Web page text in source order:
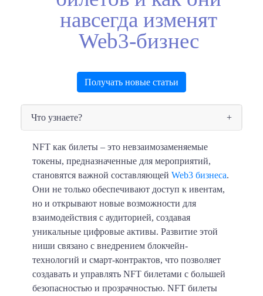
навсегда изменят
Web3-бизнес
Получать новые статьи
Что узнаете?
NFT как билеты – это невзаимозаменяемые
токены, предназначенные для мероприятий,
становятся важной составляющей Web3 бизнеса.
Они не только обеспечивают доступ к ивентам,
но и открывают новые возможности для
взаимодействия с аудиторией, создавая
уникальные цифровые активы. Развитие этой
ниши связано с внедрением блокчейн-
технологий и смарт-контрактов, что позволяет
создавать и управлять NFT билетами с большей
безопасностью и прозрачностью. NFT билеты